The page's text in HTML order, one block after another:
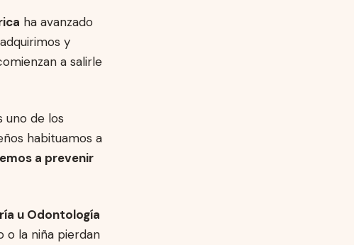
ha avanzado
y
a salirle
uno de los
habituamos a
a prevenir
u Odontología
o la niña pierdan